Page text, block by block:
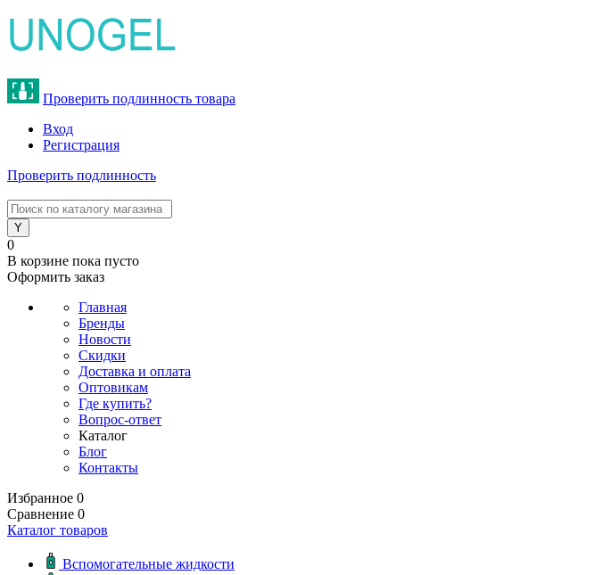
Проверить подлинность товара
Вход
Регистрация
Проверить подлинность
0
В корзине пока пусто
Оформить заказ
Главная
Бренды
Новости
Скидки
Доставка и оплата
Оптовикам
Где купить?
Вопрос-ответ
Каталог
Блог
Контакты
Избранное 0
Сравнение 0
Каталог товаров
Вспомогательные жидкости